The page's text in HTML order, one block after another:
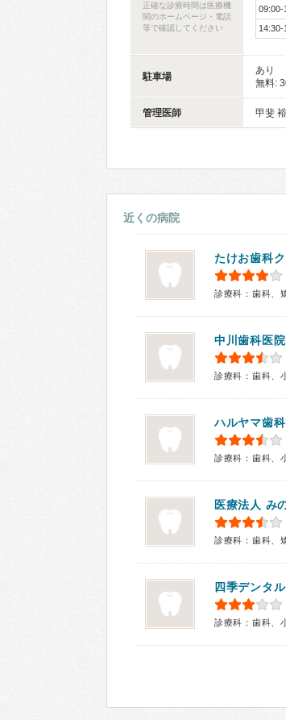
正確な診療時間は医療機
関のホームページ・電話
等で確認してください
09:00-
14:30-
駐車場
あり
無料:
管理医師 甲斐
近くの病院
たけお歯科
診療科：歯科、
中川歯科医院
診療科：歯科、
ハルヤマ歯科
診療科：歯科、
医療法人 み
診療科：歯科、
四季デンタ
診療科：歯科、